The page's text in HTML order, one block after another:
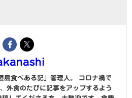
食べある記」管理人。 コロナ禍で
外食のたびに記事をアップするよう